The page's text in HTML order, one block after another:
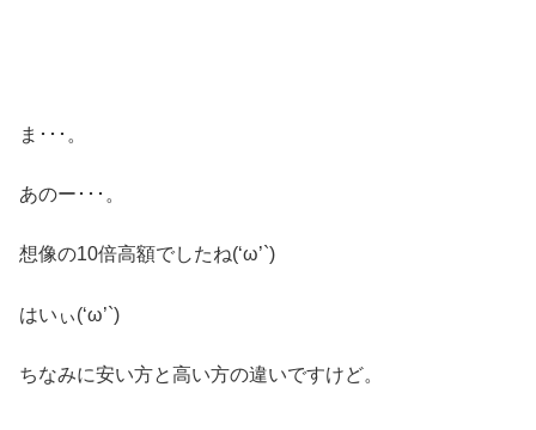
ま･･･。
あのー･･･。
想像の10倍高額でしたね(‘ω’`)
はいぃ(‘ω’`)
ちなみに安い方と高い方の違いですけど。